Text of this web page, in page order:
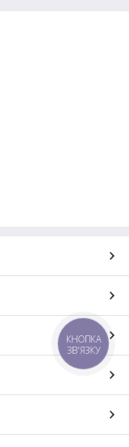
КНОПКА
ЗВ'ЯЗКУ